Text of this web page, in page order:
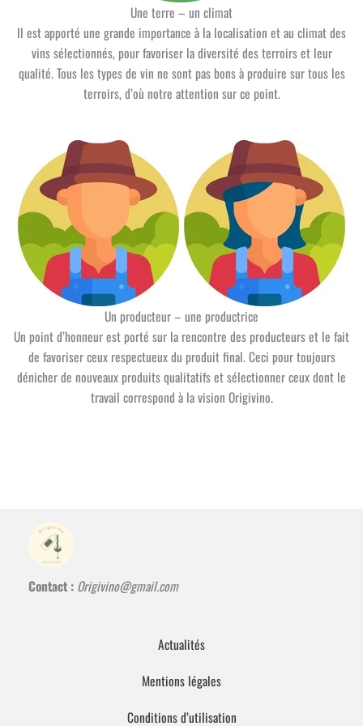
Une terre – un climat
Il est apporté une grande importance à la localisation et au climat des
vins sélectionnés, pour favoriser la diversité des terroirs et leur
qualité. Tous les types de vin ne sont pas bons à produire sur tous les
terroirs, d’où notre attention sur ce point.
Un producteur – une productrice
Un point d’honneur est porté sur la rencontre des producteurs et le fait
de favoriser ceux respectueux du produit final. Ceci pour toujours
dénicher de nouveaux produits qualitatifs et sélectionner ceux dont le
travail correspond à la vision Origivino.
Contact : Origivino@gmail.com
Actualités
Mentions légales
Conditions d’utilisation